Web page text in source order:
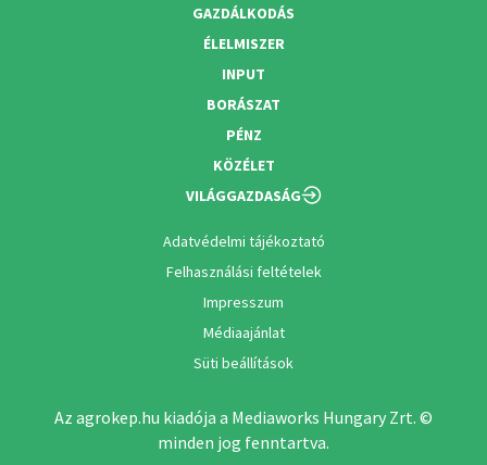
GAZDÁLKODÁS
ÉLELMISZER
INPUT
BORÁSZAT
PÉNZ
KÖZÉLET
VILÁGGAZDASÁG
Adatvédelmi tájékoztató
Felhasználási feltételek
Impresszum
Médiaajánlat
Süti beállítások
Az agrokep.hu kiadója a Mediaworks Hungary Zrt. ©
minden jog fenntartva.